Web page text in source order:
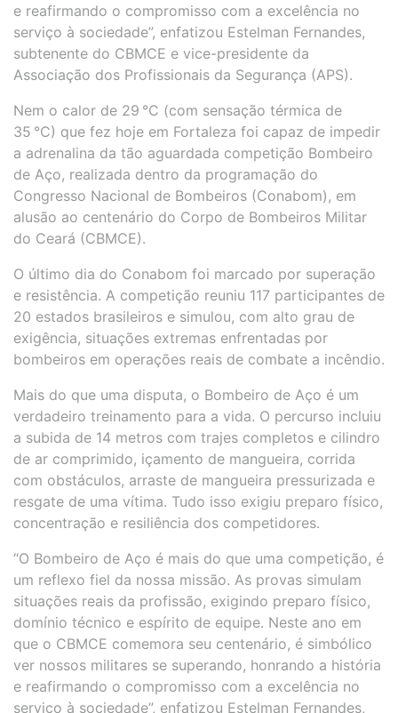
e reafirmando o compromisso com a excelência no
serviço à sociedade”, enfatizou Estelman Fernandes,
subtenente do CBMCE e vice-presidente da
Associação dos Profissionais da Segurança (APS).
Nem o calor de 29 °C (com sensação térmica de
35 °C) que fez hoje em Fortaleza foi capaz de impedir
a adrenalina da tão aguardada competição Bombeiro
de Aço, realizada dentro da programação do
Congresso Nacional de Bombeiros (Conabom), em
alusão ao centenário do Corpo de Bombeiros Militar
do Ceará (CBMCE).
O último dia do Conabom foi marcado por superação
e resistência. A competição reuniu 117 participantes de
20 estados brasileiros e simulou, com alto grau de
exigência, situações extremas enfrentadas por
bombeiros em operações reais de combate a incêndio.
Mais do que uma disputa, o Bombeiro de Aço é um
verdadeiro treinamento para a vida. O percurso incluiu
a subida de 14 metros com trajes completos e cilindro
de ar comprimido, içamento de mangueira, corrida
com obstáculos, arraste de mangueira pressurizada e
resgate de uma vítima. Tudo isso exigiu preparo físico,
concentração e resiliência dos competidores.
“O Bombeiro de Aço é mais do que uma competição, é
um reflexo fiel da nossa missão. As provas simulam
situações reais da profissão, exigindo preparo físico,
domínio técnico e espírito de equipe. Neste ano em
que o CBMCE comemora seu centenário, é simbólico
ver nossos militares se superando, honrando a história
e reafirmando o compromisso com a excelência no
serviço à sociedade”, enfatizou Estelman Fernandes,